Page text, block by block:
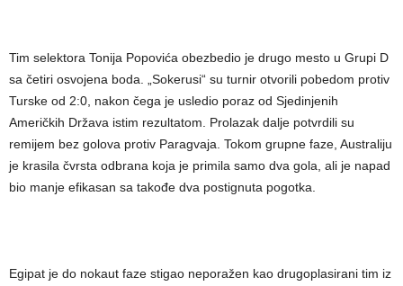
Tim selektora Tonija Popovića obezbedio je drugo mesto u Grupi D
sa četiri osvojena boda. „Sokerusi“ su turnir otvorili pobedom protiv
Turske od 2:0, nakon čega je usledio poraz od Sjedinjenih
Američkih Država istim rezultatom. Prolazak dalje potvrdili su
remijem bez golova protiv Paragvaja. Tokom grupne faze, Australiju
je krasila čvrsta odbrana koja je primila samo dva gola, ali je napad
bio manje efikasan sa takođe dva postignuta pogotka.
Egipat je do nokaut faze stigao neporažen kao drugoplasirani tim iz